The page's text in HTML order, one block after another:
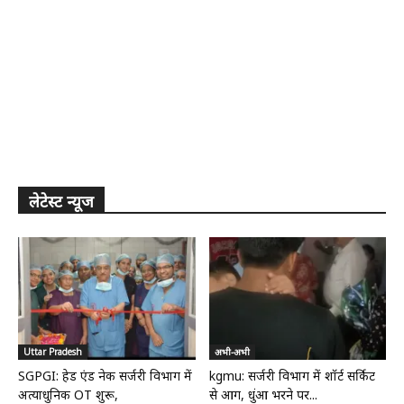
लेटेस्ट न्यूज
Uttar Pradesh
SGPGI: हेड एंड नेक सर्जरी विभाग में
अत्याधुनिक OT शुरू,
अभी-अभी
kgmu: सर्जरी विभाग में शॉर्ट सर्किट
से आग, धुंआ भरने पर...